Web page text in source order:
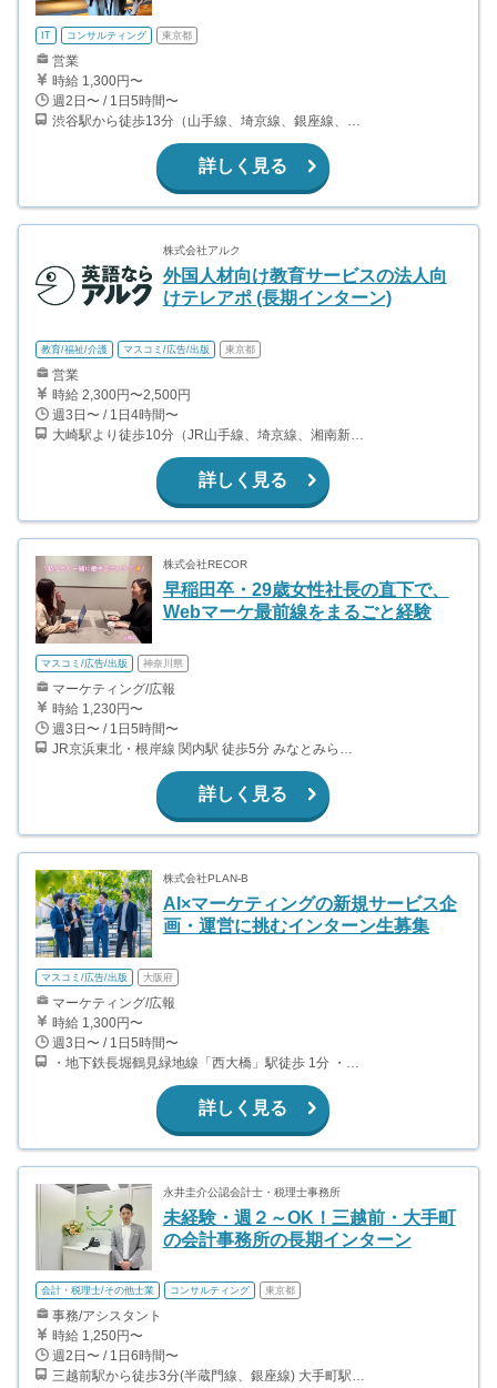
IT コンサルティング 東京都
営業
時給 1,300円〜
週2日〜 / 1日5時間〜
渋谷駅から徒歩13分（山手線、埼京線、銀座線、半蔵門線、ほか） 神泉駅から徒歩8分（京王井の頭線）
詳しく見る
株式会社アルク
外国人材向け教育サービスの法人向
けテレアポ (長期インターン)
教育/福祉/介護 マスコミ/広告/出版 東京都
営業
時給 2,300円〜2,500円
週3日〜 / 1日4時間〜
大崎駅より徒歩10分（JR山手線、埼京線、湘南新宿ライン等） 品川駅より徒歩12分（JR山手線、京浜東北線、東海道線、横須賀線等） 五反田駅より徒歩12分（JR山手線・都営浅草線・東急池上線）
詳しく見る
株式会社RECOR
早稲田卒・29歳女性社長の直下で、
Webマーケ最前線をまるごと経験
マスコミ/広告/出版 神奈川県
マーケティング/広報
時給 1,230円〜
週3日〜 / 1日5時間〜
JR京浜東北・根岸線 関内駅 徒歩5分 みなとみらい線 日本大通り駅 徒歩5分 みなとみらい線 馬車道駅 徒歩10分
詳しく見る
株式会社PLAN-B
AI×マーケティングの新規サービス企
画・運営に挑むインターン生募集
マスコミ/広告/出版 大阪府
マーケティング/広報
時給 1,300円〜
週3日〜 / 1日5時間〜
詳しく見る
永井圭介公認会計士・税理士事務所
未経験・週２～OK！三越前・大手町
の会計事務所の長期インターン
会計・税理士/その他士業 コンサルティング 東京都
事務/アシスタント
時給 1,250円〜
週2日〜 / 1日6時間〜
三越前駅から徒歩3分(半蔵門線、銀座線) 大手町駅から徒歩6分(千代田線、半蔵門線、東西線、丸ノ内線 ほか) 新日本橋駅から徒歩5分(総武線) 神田駅から徒歩6分(山手線、中央線、京浜東北線、銀座線)